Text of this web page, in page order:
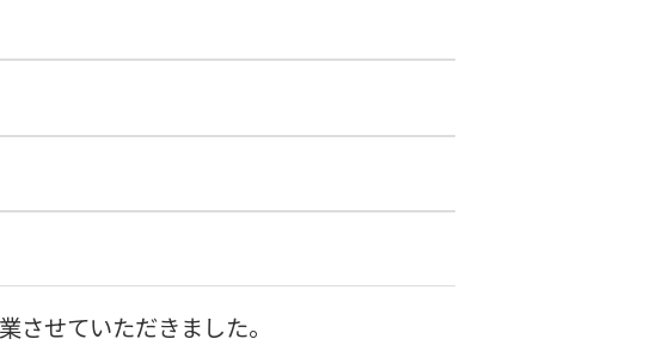
せていただきました。